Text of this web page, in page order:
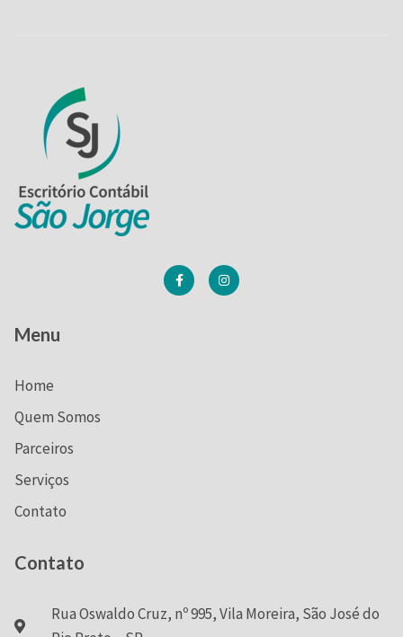
Menu
Home
Quem Somos
Parceiros
Serviços
Contato
Contato
Rua Oswaldo Cruz, nº 995, Vila Moreira, São José do